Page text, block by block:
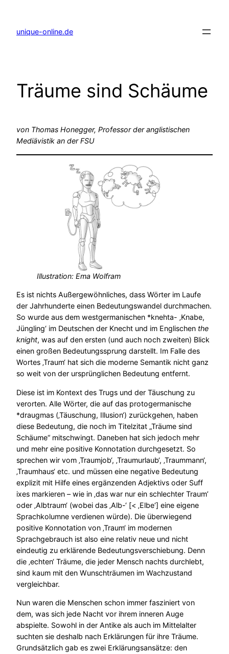
springen
unique-online.de
Träume sind Schäume
von Thomas Honegger, Professor der anglistischen
Mediävistik an der FSU
Illustration: Ema Wolfram
Es ist nichts Außergewöhnliches, dass Wörter im Laufe
der Jahrhunderte einen Bedeutungswandel durchmachen.
So wurde aus dem westgermanischen *knehta- ‚Knabe,
Jüngling‘ im Deutschen der Knecht und im Englischen the
knight, was auf den ersten (und auch noch zweiten) Blick
einen großen Bedeutungssprung darstellt. Im Falle des
Wortes ‚Traum‘ hat sich die moderne Semantik nicht ganz
so weit von der ursprünglichen Bedeutung entfernt.
Diese ist im Kontext des Trugs und der Täuschung zu
verorten. Alle Wörter, die auf das protogermanische
*draugmas (‚Täuschung, Illusion‘) zurückgehen, haben
diese Bedeutung, die noch im Titelzitat „Träume sind
Schäume“ mitschwingt. Daneben hat sich jedoch mehr
und mehr eine positive Konnotation durchgesetzt. So
sprechen wir vom ‚Traumjob‘, ‚Traumurlaub‘, ‚Traummann‘,
‚Traumhaus‘ etc. und müssen eine negative Bedeutung
explizit mit Hilfe eines ergänzenden Adjektivs oder Suff
ixes markieren – wie in ‚das war nur ein schlechter Traum’
oder ‚Albtraum‘ (wobei das ‚Alb-‘ [< ‚Elbe‘] eine eigene
Sprachkolumne verdienen würde). Die überwiegend
positive Konnotation von ‚Traum‘ im modernen
Sprachgebrauch ist also eine relativ neue und nicht
eindeutig zu erklärende Bedeutungsverschiebung. Denn
die ‚echten‘ Träume, die jeder Mensch nachts durchlebt,
sind kaum mit den Wunschträumen im Wachzustand
vergleichbar.
Nun waren die Menschen schon immer fasziniert von
dem, was sich jede Nacht vor ihrem inneren Auge
abspielte. Sowohl in der Antike als auch im Mittelalter
suchten sie deshalb nach Erklärungen für ihre Träume.
Grundsätzlich gab es zwei Erklärungsansätze: den